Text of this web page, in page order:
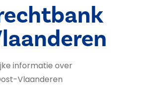
informatie over
Vlaanderen